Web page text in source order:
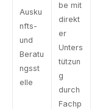
Ausku
nfts-
und
Beratu
ngsst
elle
be mit
direkt
er
Unters
tützun
g
durch
Fachp